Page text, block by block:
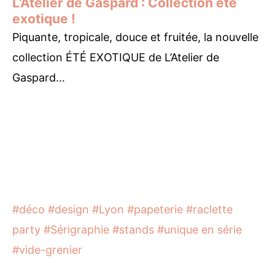
exotique !
Piquante, tropicale, douce et fruitée, la nouvelle
collection ÉTÉ EXOTIQUE de L’Atelier de
Gaspard…
#déco #design #Lyon #papeterie #raclette
party #Sérigraphie #stands #unique en série
#vide-grenier